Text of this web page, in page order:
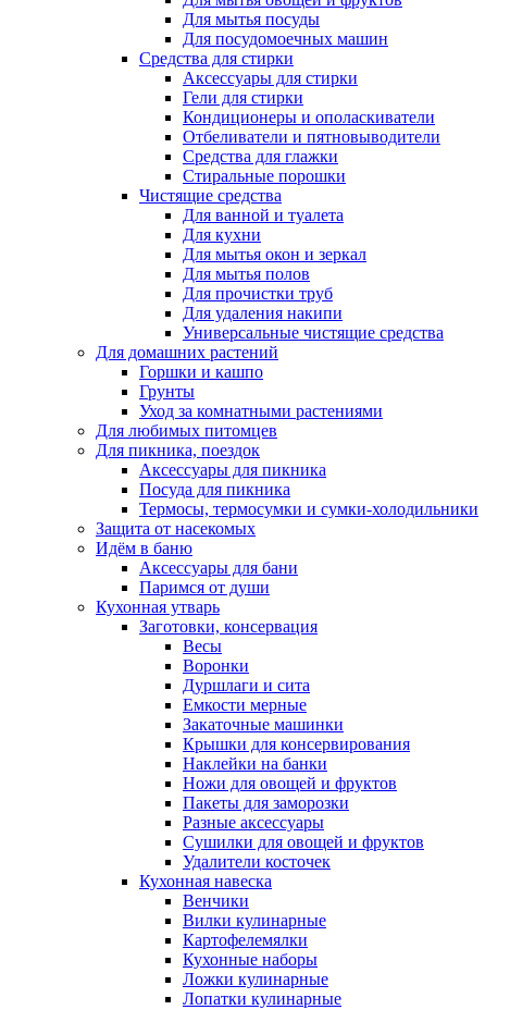
Для мытья посуды
Для посудомоечных машин
Средства для стирки
Аксессуары для стирки
Гели для стирки
Кондиционеры и ополаскиватели
Отбеливатели и пятновыводители
Средства для глажки
Стиральные порошки
Чистящие средства
Для ванной и туалета
Для кухни
Для мытья окон и зеркал
Для мытья полов
Для прочистки труб
Для удаления накипи
Универсальные чистящие средства
Для домашних растений
Горшки и кашпо
Грунты
Уход за комнатными растениями
Для любимых питомцев
Для пикника, поездок
Аксессуары для пикника
Посуда для пикника
Термосы, термосумки и сумки-холодильники
Защита от насекомых
Идём в баню
Аксессуары для бани
Паримся от души
Кухонная утварь
Заготовки, консервация
Весы
Воронки
Дуршлаги и сита
Емкости мерные
Закаточные машинки
Крышки для консервирования
Наклейки на банки
Ножи для овощей и фруктов
Пакеты для заморозки
Разные аксессуары
Сушилки для овощей и фруктов
Удалители косточек
Кухонная навеска
Венчики
Вилки кулинарные
Картофелемялки
Кухонные наборы
Ложки кулинарные
Лопатки кулинарные